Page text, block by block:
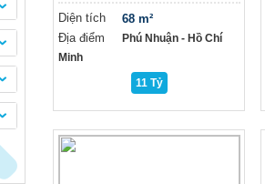
Diện tích
Địa điểm
68 m²
Phú Nhuận - Hồ Chí
Minh
11 Tỷ